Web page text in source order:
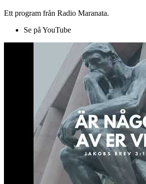
Ett program från Radio Maranata.
Se på YouTube